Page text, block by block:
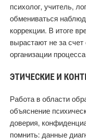
психолог, учитель,
обмениваться
коррекции. В итоге
вырастают не за
организации
ЭТИЧЕСКИЕ И
Работа в области
объяснение
доверия,
помнить: данные